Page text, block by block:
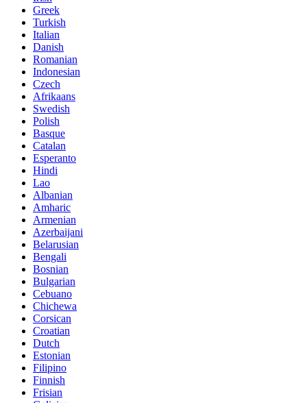
Greek
Turkish
Italian
Danish
Romanian
Indonesian
Czech
Afrikaans
Swedish
Polish
Basque
Catalan
Esperanto
Hindi
Lao
Albanian
Amharic
Armenian
Azerbaijani
Belarusian
Bengali
Bosnian
Bulgarian
Cebuano
Chichewa
Corsican
Croatian
Dutch
Estonian
Filipino
Finnish
Frisian